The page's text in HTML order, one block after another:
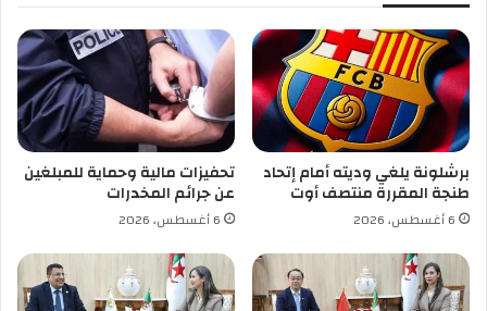
ت
ا
ل
أ
ر
ن
و
ا
ك
و
مً
ا
د
ا
س
يً
ا
ح
و
ل
برشلونة يلغي وديته أمام إتحاد
طنجة المقررة منتصف أوت
6 أغسطس، 2026
تحفيزات مالية وحماية للمبلغين
عن جرائم المخدرات
6 أغسطس، 2026